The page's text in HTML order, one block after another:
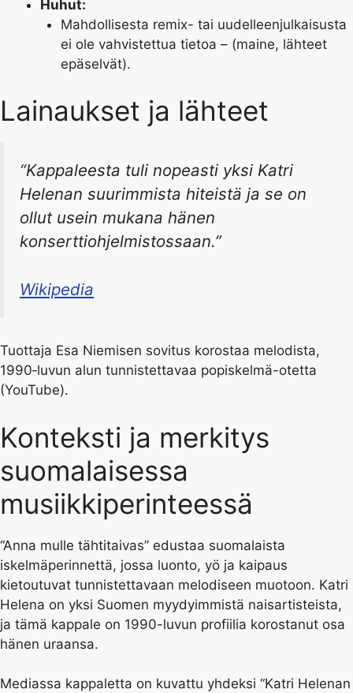
Huhut:
Mahdollisesta remix- tai uudelleenjulkaisusta
ei ole vahvistettua tietoa – (maine, lähteet
epäselvät).
Lainaukset ja lähteet
“Kappaleesta tuli nopeasti yksi Katri
Helenan suurimmista hiteistä ja se on
ollut usein mukana hänen
konserttiohjelmistossaan.”
Wikipedia
Tuottaja Esa Niemisen sovitus korostaa melodista,
1990‑luvun alun tunnistettavaa popiskelmä-otetta
(YouTube).
Konteksti ja merkitys
suomalaisessa
musiikkiperinteessä
“Anna mulle tähtitaivas” edustaa suomalaista
iskelmäperinnettä, jossa luonto, yö ja kaipaus
kietoutuvat tunnistettavaan melodiseen muotoon. Katri
Helena on yksi Suomen myydyimmistä naisartisteista,
ja tämä kappale on 1990-luvun profiilia korostanut osa
hänen uraansa.
Mediassa kappaletta on kuvattu yhdeksi “Katri Helenan